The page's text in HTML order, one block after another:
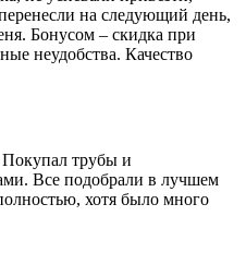
на следующий день,
Бонусом – скидка при
неудобства. Качество
трубы и
Все подобрали в лучшем
хотя было много